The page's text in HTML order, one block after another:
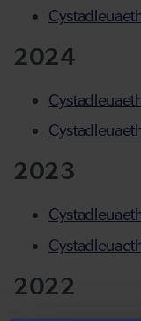
2024
2023
2022